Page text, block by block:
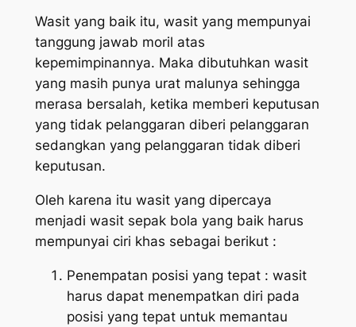
Wasit yang baik itu, wasit yang mempunyai
tanggung jawab moril atas
kepemimpinannya. Maka dibutuhkan wasit
yang masih punya urat malunya sehingga
merasa bersalah, ketika memberi keputusan
yang tidak pelanggaran diberi pelanggaran
sedangkan yang pelanggaran tidak diberi
keputusan.
Oleh karena itu wasit yang dipercaya
menjadi wasit sepak bola yang baik harus
mempunyai ciri khas sebagai berikut :
Penempatan posisi yang tepat : wasit
harus dapat menempatkan diri pada
posisi yang tepat untuk memantau